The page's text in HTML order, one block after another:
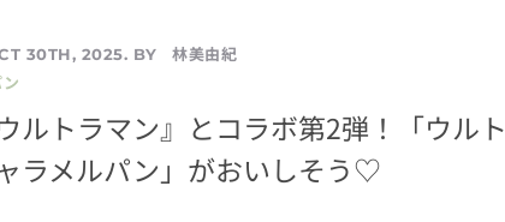
30TH, 2025. BY
林美由紀
ルトラマン』とコラボ第2弾！「ウルト
ラメルパン」がおいしそう♡